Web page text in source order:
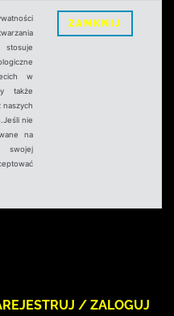
w
także
naszych
nie
na
swojej
ZAMKNIJ
/ ZALOGUJ